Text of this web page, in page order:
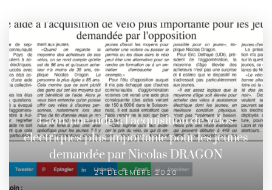
Laon, une aide à l’acquisition de vélos
électriques plus importante pour les jeunes
demandée par Nicolas DRAGON
24 DÉCEMBRE 2020